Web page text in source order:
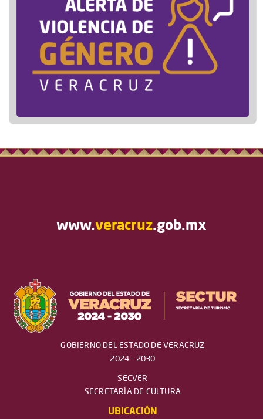
www.veracruz.gob.mx
GOBIERNO DEL ESTADO DE VERACRUZ
2024 - 2030
SECVER
SECRETARÍA DE CULTURA
UBICACIÓN